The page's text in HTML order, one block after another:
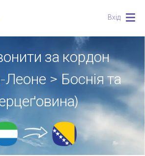
Вхід
за кордон
> Боснія та